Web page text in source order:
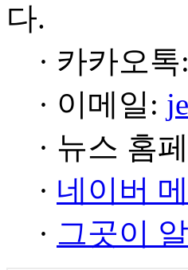
다.
· 카카오
· 이메일:
· 뉴스 홈
· 네이버
· 그곳이